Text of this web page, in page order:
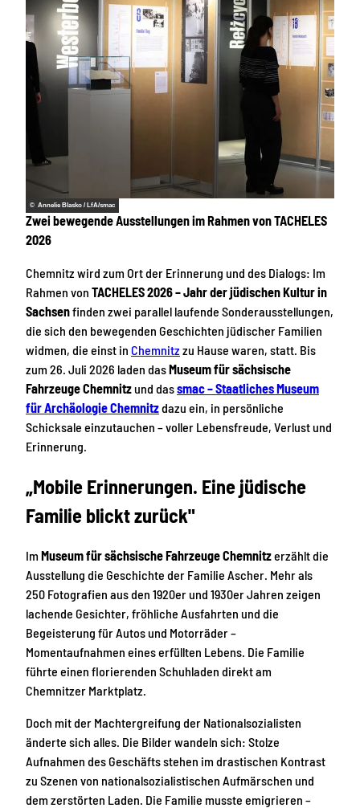
© Annelie Blasko / LfA/smac
Zwei bewegende Ausstellungen im Rahmen von TACHELES
2026
Chemnitz wird zum Ort der Erinnerung und des Dialogs: Im
Rahmen von TACHELES 2026 – Jahr der jüdischen Kultur in
Sachsenfinden zwei parallel laufende Sonderausstellungen,
die sich den bewegenden Geschichten jüdischer Familien
widmen, die einst in Chemnitz zu Hause waren, statt. Bis
zum 26. Juli 2026 laden dasMuseum für sächsische
Fahrzeuge Chemnitzund dassmac – Staatliches Museum
für Archäologie Chemnitzdazu ein, in persönliche
Schicksale einzutauchen – voller Lebensfreude, Verlust und
Erinnerung.
„Mobile Erinnerungen. Eine jüdische
Familie blickt zurück"
Im Museum für sächsische Fahrzeuge Chemnitzerzählt die
Ausstellung die Geschichte der Familie Ascher. Mehr als
250 Fotografien aus den 1920er und 1930er Jahren zeigen
lachende Gesichter, fröhliche Ausfahrten und die
Begeisterung für Autos und Motorräder –
Momentaufnahmen eines erfüllten Lebens. Die Familie
führte einen florierenden Schuhladen direkt am
Chemnitzer Marktplatz.
Doch mit der Machtergreifung der Nationalsozialisten
änderte sich alles. Die Bilder wandeln sich: Stolze
Aufnahmen des Geschäfts stehen im drastischen Kontrast
zu Szenen von nationalsozialistischen Aufmärschen und
dem zerstörten Laden. Die Familie musste emigrieren –